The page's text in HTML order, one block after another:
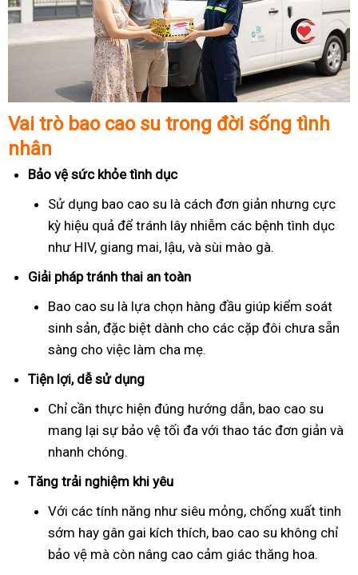
Vai trò bao cao su trong đời sống tình
nhân
Bảo vệ sức khỏe tình dục
Sử dụng bao cao su là cách đơn giản nhưng cực
kỳ hiệu quả để tránh lây nhiễm các bệnh tình dục
như HIV, giang mai, lậu, và sùi mào gà.
Giải pháp tránh thai an toàn
Bao cao su là lựa chọn hàng đầu giúp kiểm soát
sinh sản, đặc biệt dành cho các cặp đôi chưa sẵn
sàng cho việc làm cha mẹ.
Tiện lợi, dễ sử dụng
Chỉ cần thực hiện đúng hướng dẫn, bao cao su
mang lại sự bảo vệ tối đa với thao tác đơn giản và
nhanh chóng.
Tăng trải nghiệm khi yêu
Với các tính năng như siêu mỏng, chống xuất tinh
sớm hay gân gai kích thích, bao cao su không chỉ
bảo vệ mà còn nâng cao cảm giác thăng hoa.